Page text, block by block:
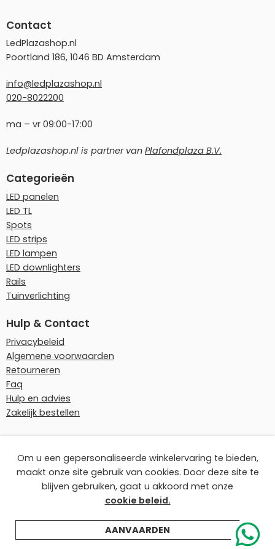
Contact
LedPlazashop.nl
Poortland 186, 1046 BD Amsterdam
info@ledplazashop.nl
020-8022200
ma – vr 09:00-17:00
Ledplazashop.nl is partner van Plafondplaza B.V.
Categorieën
LED panelen
LED TL
Spots
LED strips
LED lampen
LED downlighters
Rails
Tuinverlichting
Hulp & Contact
Privacybeleid
Algemene voorwaarden
Retourneren
Faq
Hulp en advies
Zakelijk bestellen
© Ledplaza | Alle prijzen zijn incl. recyclingbijdrage.
Om u een gepersonaliseerde winkelervaring te bieden,
maakt onze site gebruik van cookies. Door deze site te
blijven gebruiken, gaat u akkoord met onze
cookie beleid.
AANVAARDEN